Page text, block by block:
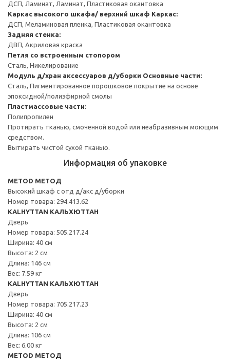
ДСП, Ламинат, Ламинат, Пластиковая окантовка
Каркас высокого шкафа/ верхний шкаф Каркас:
ДСП, Меламиновая пленка, Пластиковая окантовка
Задняя стенка:
ДВП, Акриловая краска
Петля со встроенным стопором
Сталь, Никелирование
Модуль д/хран аксессуаров д/уборки Основные части:
Сталь, Пигментированное порошковое покрытие на основе
эпоксидной/полиэфирной смолы
Пластмассовые части:
Полипропилен
Протирать тканью, смоченной водой или неабразивным моющим
средством.
Вытирать чистой сухой тканью.
Информация об упаковке
METOD МЕТОД
Высокий шкаф с отд д/акс д/уборки
Номер товара: 294.413.62
KALHYTTAN КАЛЬХЮТТАН
Дверь
Номер товара: 505.217.24
Ширина: 40 см
Высота: 2 см
Длина: 146 см
Вес: 7.59 кг
KALHYTTAN КАЛЬХЮТТАН
Дверь
Номер товара: 705.217.23
Ширина: 40 см
Высота: 2 см
Длина: 106 см
Вес: 6.00 кг
METOD МЕТОД